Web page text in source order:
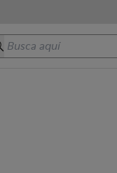
aquí